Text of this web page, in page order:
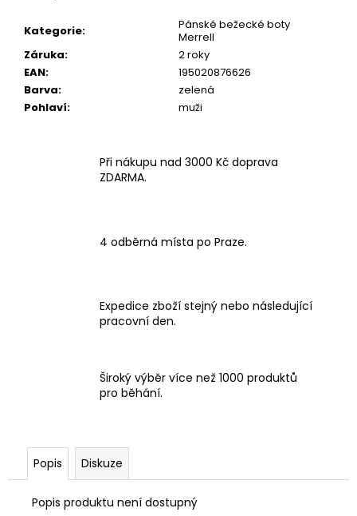
Kategorie:
Pánské bežecké boty
Merrell
Záruka:
2 roky
EAN:
195020876626
Barva:
zelená
Pohlaví: muži
Při nákupu nad 3000 Kč doprava
ZDARMA.
4 odběrná místa po Praze.
Expedice zboží stejný nebo následující
pracovní den.
Široký výběr více než 1000 produktů
pro běhání.
Popis Diskuze
Popis produktu není dostupný